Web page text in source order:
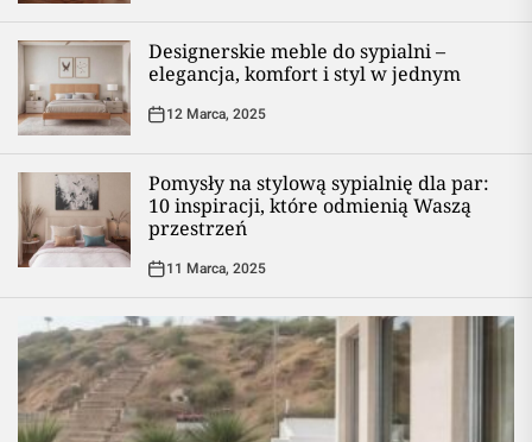
Designerskie meble do sypialni –
elegancja, komfort i styl w jednym
12 Marca, 2025
Pomysły na stylową sypialnię dla par:
10 inspiracji, które odmienią Waszą
przestrzeń
11 Marca, 2025